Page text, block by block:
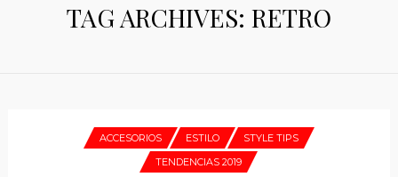
TAG ARCHIVES: RETRO
ACCESORIOS ESTILO
STYLE TIPS
TENDENCIAS 2019